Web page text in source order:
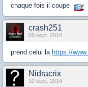
chaque fois il coupe
crash251
09 sept. 2014
prend celui la https://
Nidracrix
10 sept. 2014